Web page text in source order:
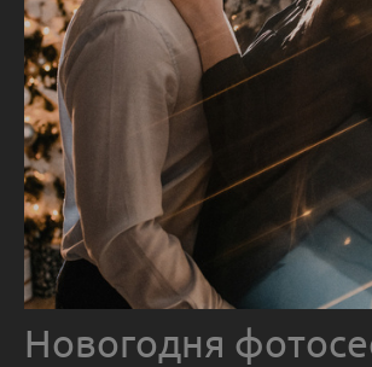
Новогодня